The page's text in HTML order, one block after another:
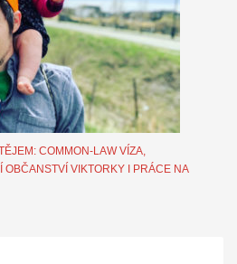
COMMON-LAW VÍZA,
OBČANSTVÍ VIKTORKY I PRÁCE NA